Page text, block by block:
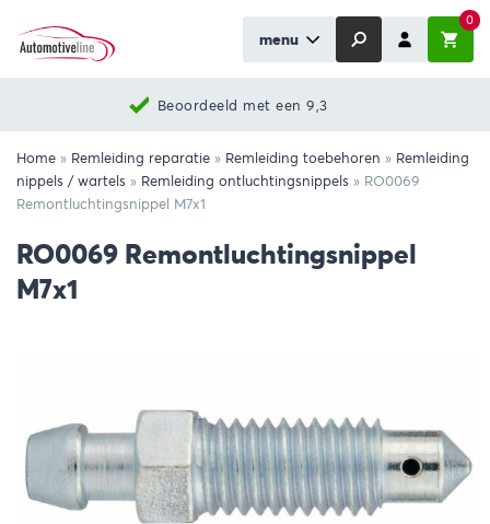
menu
0
Beoordeeld met een 9,3
Home » Remleiding reparatie » Remleiding toebehoren » Remleiding
nippels / wartels » Remleiding ontluchtingsnippels » RO0069
Remontluchtingsnippel M7x1
RO0069 Remontluchtingsnippel
M7x1